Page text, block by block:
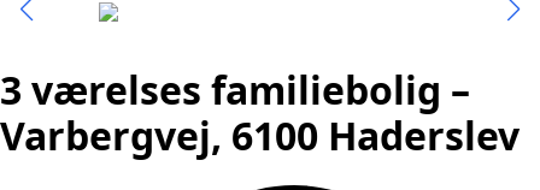
3 værelses familiebolig –
Varbergvej, 6100 Haderslev